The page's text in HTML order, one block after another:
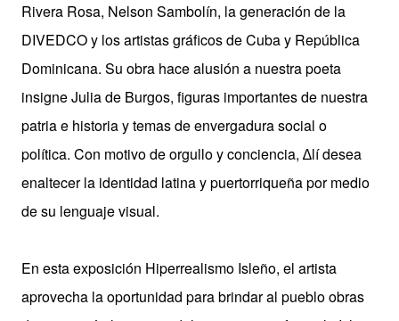
Rivera Rosa, Nelson Sambolín, la generación de la
DIVEDCO y los artistas gráficos de Cuba y República
Dominicana. Su obra hace alusión a nuestra poeta
insigne Julia de Burgos, figuras importantes de nuestra
patria e historia y temas de envergadura social o
política. Con motivo de orgullo y conciencia, ∆lí desea
enaltecer la identidad latina y puertorriqueña por medio
de su lenguaje visual.
En esta exposición Hiperrealismo Isleño, el artista
aprovecha la oportunidad para brindar al pueblo obras